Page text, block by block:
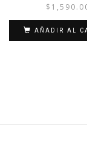
$
AÑADIR AL